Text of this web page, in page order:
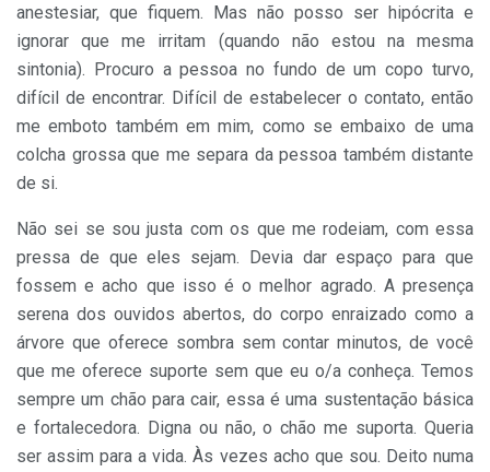
anestesiar, que fiquem. Mas não posso ser hipócrita e
ignorar que me irritam (quando não estou na mesma
sintonia). Procuro a pessoa no fundo de um copo turvo,
difícil de encontrar. Difícil de estabelecer o contato, então
me emboto também em mim, como se embaixo de uma
colcha grossa que me separa da pessoa também distante
de si.
Não sei se sou justa com os que me rodeiam, com essa
pressa de que eles sejam. Devia dar espaço para que
fossem e acho que isso é o melhor agrado. A presença
serena dos ouvidos abertos, do corpo enraizado como a
árvore que oferece sombra sem contar minutos, de você
que me oferece suporte sem que eu o/a conheça. Temos
sempre um chão para cair, essa é uma sustentação básica
e fortalecedora. Digna ou não, o chão me suporta. Queria
ser assim para a vida. Às vezes acho que sou. Deito numa